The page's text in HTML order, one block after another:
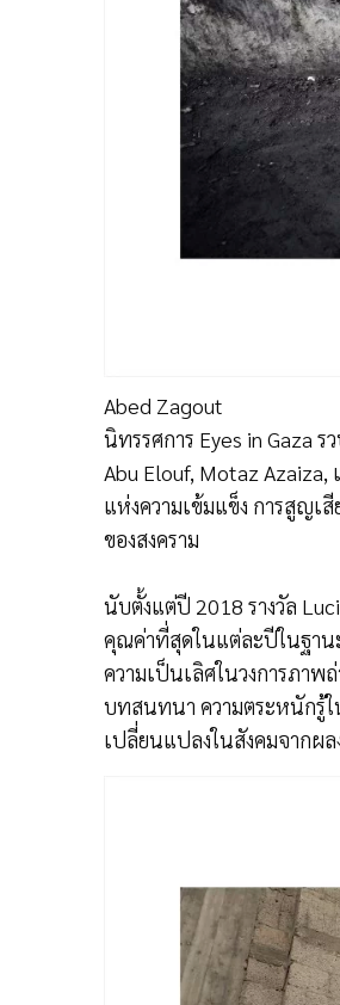
Abed Zagout
นิทรรศการ Eyes in Gaza
Abu Elouf, Motaz
แห่งความเข้มแข็ง การสูญเ
ของสงคราม
นับตั้งแต่ปี 2018 รางวัล
คุณค่าที่สุดในแต่ละปีในฐาน
ความเป็นเลิศในวงการภาพ
บทสนทนา ความตระหนักรู้
เปลี่ยนแปลงในสังคมจากผ